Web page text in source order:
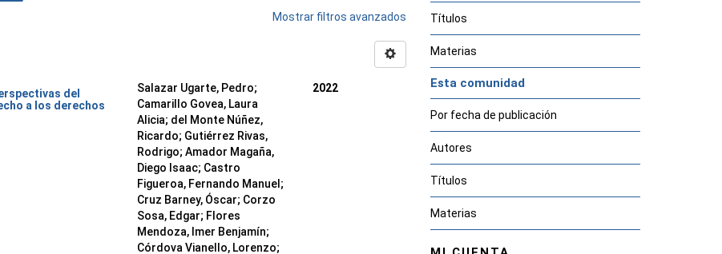
Mostrar filtros avanzados
del
a los derechos
Salazar Ugarte, Pedro;
Camarillo Govea, Laura
Alicia; del Monte Núñez,
Ricardo; Gutiérrez Rivas,
Rodrigo; Amador Magaña,
Diego Isaac; Castro
Figueroa, Fernando Manuel ;
Cruz Barney, Óscar; Corzo
Sosa, Edgar; Flores
Mendoza, Imer Benjamín;
Córdova Vianello, Lorenzo;
2022
Títulos
Materias
Esta comunidad
Por fecha de publicación
Autores
Títulos
Materias